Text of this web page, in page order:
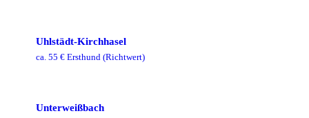
Uhlstädt-Kirchhasel
ca. 55 € Ersthund (Richtwert)
Unterweißbach